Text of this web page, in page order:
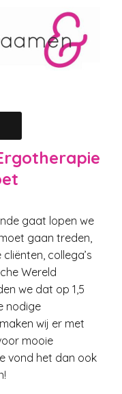
gaat lopen we
gaan treden,
collega’s
Wereld
we dat op 1,5
nodige
wij er met
mooie
vond het dan ook